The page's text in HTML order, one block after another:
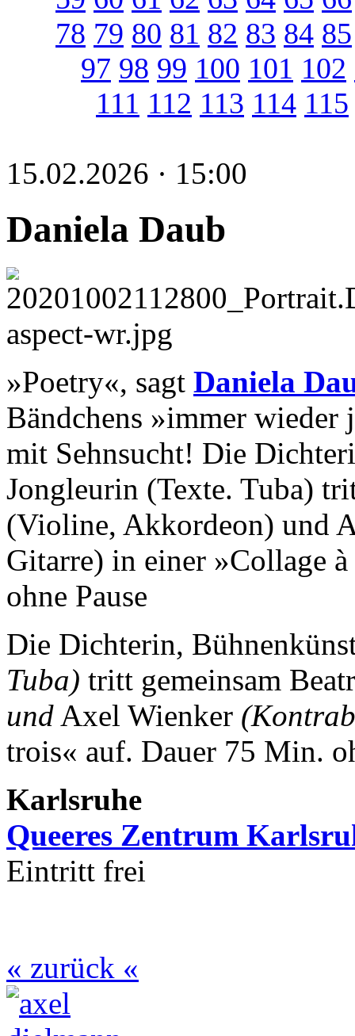
78 79 80 81 82 83 84 85
97 98 99 100 101 102
111 112 113 114 115
15.02.2026 · 15:00
Daniela Daub
»Poetry«, sagt Daniela
Bändchens »immer wieder
mit Sehnsucht! Die
Jongleurin (Texte. Tuba)
(Violine, Akkordeon) und
Gitarre) in einer »Collage
ohne Pause
Die Dichterin,
Tuba) tritt gemeinsam
und Axel Wienker
trois« auf. Dauer 75 Min.
Karlsruhe
Queeres Zentrum
Eintritt frei
« zurück «